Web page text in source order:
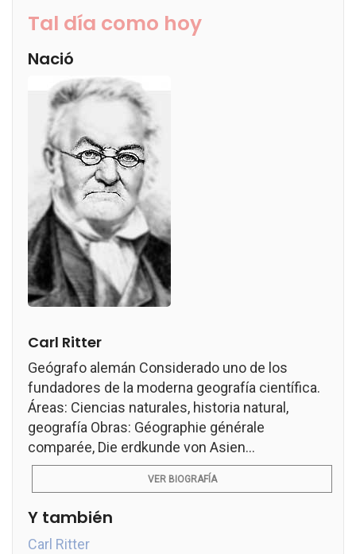
Tal día como hoy
Nació
Carl Ritter
Geógrafo alemán Considerado uno de los
fundadores de la moderna geografía científica.
Áreas: Ciencias naturales, historia natural,
geografía Obras: Géographie générale
comparée, Die erdkunde von Asien...
VER BIOGRAFÍA
Y también
Carl Ritter